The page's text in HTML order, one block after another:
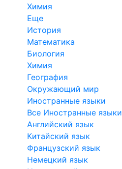
Химия
Еще
История
Математика
Биология
Химия
География
Окружающий мир
Иностранные языки
Все Иностранные языки
Английский язык
Китайский язык
Французский язык
Немецкий язык